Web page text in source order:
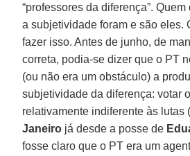
“professores da diferença”.
a subjetividade foram e são eles.
fazer isso. Antes de junho, de
correta, podia-se dizer que o PT
(ou não era um obstáculo) a
subjetividade da diferença: votar
relativamente indiferente às lutas
Janeiro já desde a posse de
fosse claro que o PT era um